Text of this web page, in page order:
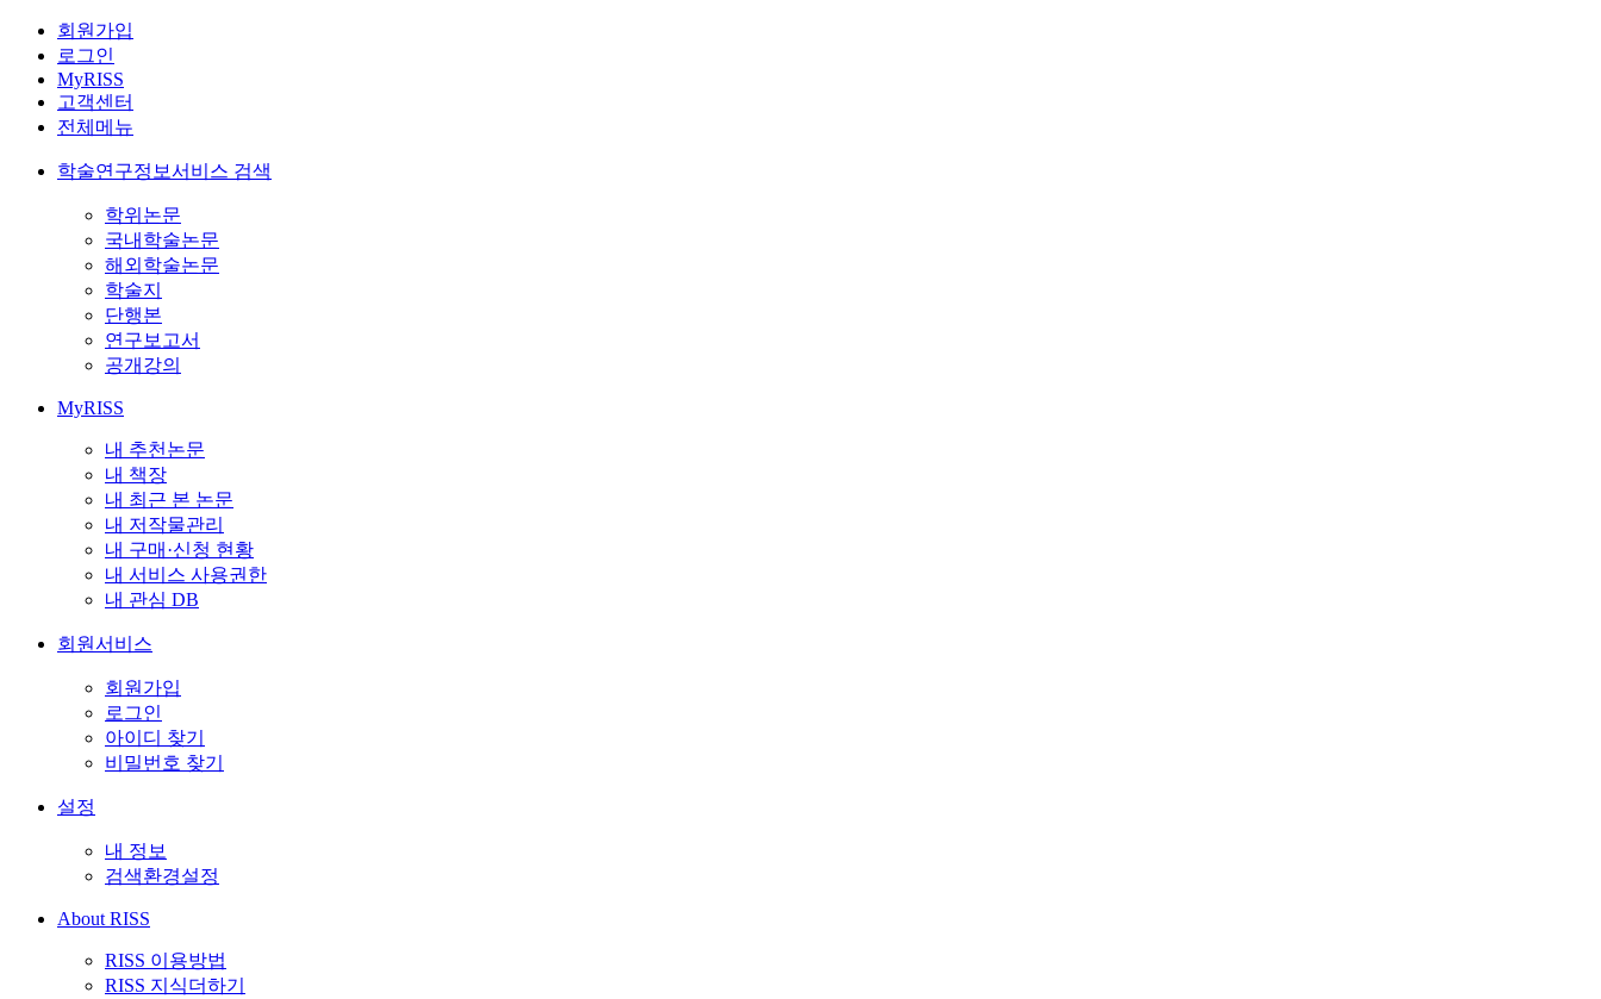
회원가입
로그인
MyRISS
고객센터
전체메뉴
학술연구정보서비스 검색
학위논문
국내학술논문
해외학술논문
학술지
단행본
연구보고서
공개강의
MyRISS
내 추천논문
내 책장
내 최근 본 논문
내 저작물관리
내 구매·신청 현황
내 서비스 사용권한
내 관심 DB
회원서비스
회원가입
로그인
아이디 찾기
비밀번호 찾기
설정
내 정보
검색환경설정
About RISS
RISS 이용방법
RISS 지식더하기